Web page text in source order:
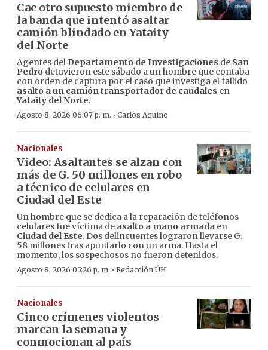
Cae otro supuesto miembro de
la banda que intentó asaltar
camión blindado en Yataity
del Norte
Agentes del Departamento de Investigaciones de San
Pedro detuvieron este sábado a un hombre que contaba
con orden de captura por el caso que investiga el fallido
asalto a un camión transportador de caudales en
Yataity del Norte.
Agosto 8, 2026 06:07 p. m. · Carlos Aquino
Nacionales
Video: Asaltantes se alzan con
más de G. 50 millones en robo
a técnico de celulares en
Ciudad del Este
Un hombre que se dedica a la reparación de teléfonos
celulares fue víctima de asalto a mano armada en
Ciudad del Este. Dos delincuentes lograron llevarse G.
58 millones tras apuntarlo con un arma. Hasta el
momento, los sospechosos no fueron detenidos.
Agosto 8, 2026 05:26 p. m. · Redacción ÚH
Nacionales
Cinco crímenes violentos
marcan la semana y
conmocionan al país